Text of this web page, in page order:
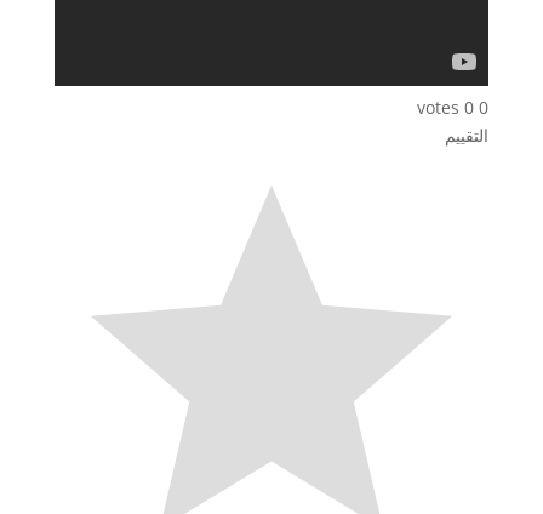
0
0
votes
التقييم